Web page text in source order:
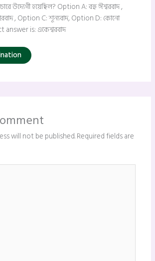
উদ্যেগী হয়েছিল? Option A: বহু ঈশ্বরবাদ ,
, Option C: শূন্যবাদ, Option D: কোনো
is: একেশ্বরবাদ
will not be published.Required fields are